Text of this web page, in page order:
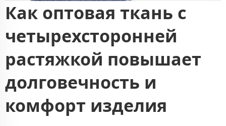
Как оптовая ткань с
четырехсторонней
растяжкой повышает
долговечность и
комфорт изделия